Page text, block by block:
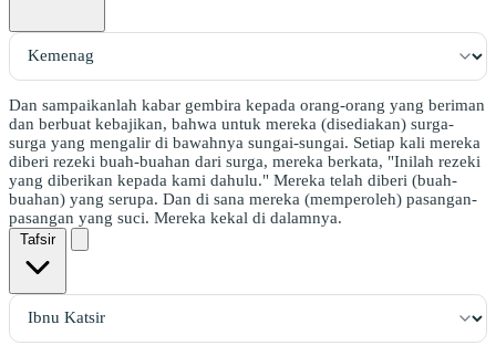
Dan sampaikanlah kabar gembira kepada orang-orang yang beriman
dan berbuat kebajikan, bahwa untuk mereka (disediakan) surga-
surga yang mengalir di bawahnya sungai-sungai. Setiap kali mereka
diberi rezeki buah-buahan dari surga, mereka berkata, "Inilah rezeki
yang diberikan kepada kami dahulu." Mereka telah diberi (buah-
buahan) yang serupa. Dan di sana mereka (memperoleh) pasangan-
pasangan yang suci. Mereka kekal di dalamnya.
Tafsir